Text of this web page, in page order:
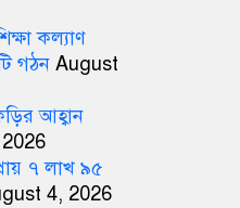
কল্যাণ
গঠন August
আহ্বান
৭ লাখ ৯৫
4, 2026